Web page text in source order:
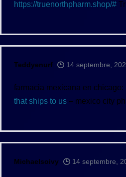
https://truenorthpharm.shop/#
Teddyenurf 14 septembre,
farmacia mexicana en chicago:
that ships to us – mexico city
Michaelsoivy 14 septembre,